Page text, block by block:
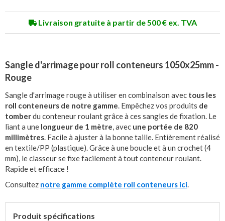
Livraison gratuite à partir de 500 € ex. TVA
Sangle d'arrimage pour roll conteneurs 1050x25mm -
Rouge
Sangle d'arrimage rouge à utiliser en combinaison avec tous les
roll conteneurs de notre gamme. Empêchez vos produits de
tomberdu conteneur roulant grâce à ces sangles de fixation. Le
liant a une longueur de 1 mètre, avec une portée de 820
millimètres. Facile à ajuster à la bonne taille. Entièrement réalisé
en textile/PP (plastique). Grâce à une boucle et à un crochet (4
mm), le classeur se fixe facilement à tout conteneur roulant.
Rapide et efficace !
Consultez notre gamme complète roll conteneurs ici.
Produit spécifications